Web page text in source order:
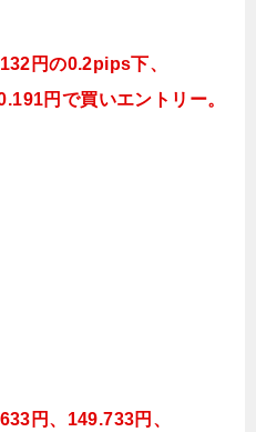
円の0.2pips下、
円で買いエントリー。
円、149.733円 、